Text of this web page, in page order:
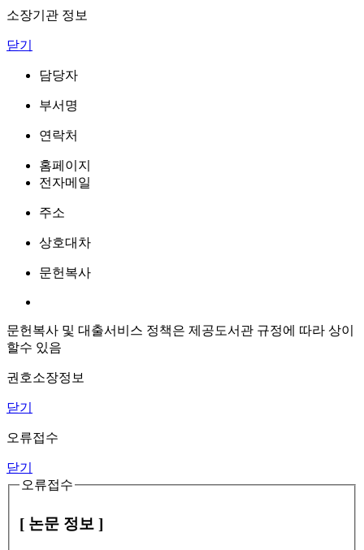
소장기관 정보
닫기
담당자
부서명
연락처
홈페이지
전자메일
주소
상호대차
문헌복사
문헌복사 및 대출서비스 정책은 제공도서관 규정에 따라 상이
할수 있음
권호소장정보
닫기
오류접수
닫기
오류접수
[ 논문 정보 ]